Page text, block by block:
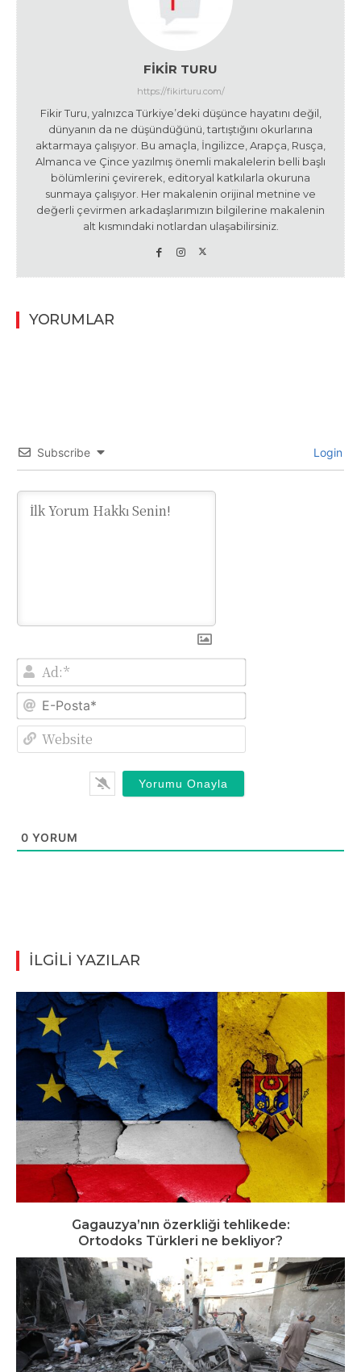
FIKIR TURU
https://fikirturu.com/
Fikir Turu, yalnızca Türkiye’deki düşünce hayatını değil,
dünyanın da ne düşündüğünü, tartıştığını okurlarına
aktarmaya çalışıyor. Bu amaçla, İngilizce, Arapça, Rusça,
Almanca ve Çince yazılmış önemli makalelerin belli başlı
bölümlerini çevirerek, editoryal katkılarla okuruna
sunmaya çalışıyor. Her makalenin orijinal metnine ve
değerli çevirmen arkadaşlarımızın bilgilerine makalenin
alt kısmındaki notlardan ulaşabilirsiniz.
YORUMLAR
Subscribe Login
Ad:*
E-
0 YORUM
İLGİLİ YAZILAR
Gagauzya’nın özerkliği tehlikede:
Ortodoks Türkleri ne bekliyor?